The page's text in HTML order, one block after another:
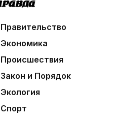
Правительство
Экономика
Происшествия
Закон и Порядок
Экология
Спорт